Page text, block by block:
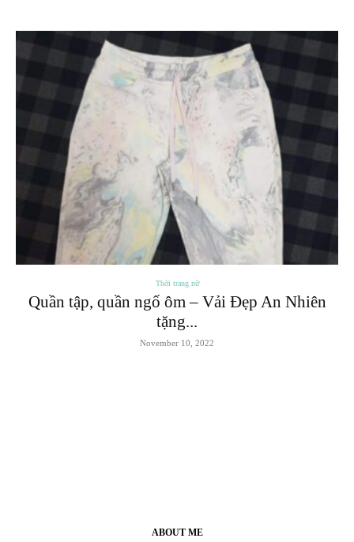
Thời trang nữ
Quần tập, quần ngố ôm – Vải Đẹp An Nhiên
tặng...
November 10, 2022
ABOUT ME